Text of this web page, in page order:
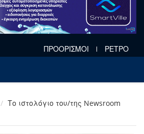
ΠΡΟΟΡΙΣΜΟΙ ΡΕΤΡΟ
Το ιστολόγιο του/της Newsroom